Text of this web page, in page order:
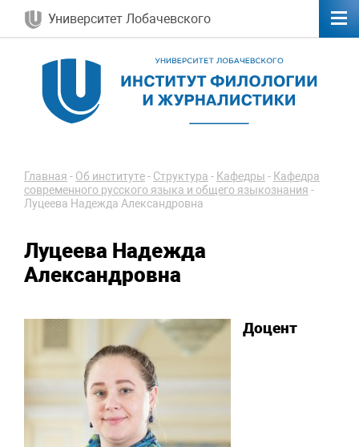
Университет Лобачевского
Главная - Об институте- Структура - Кафедры - Кафедра
современного русского языка и общего языкознания -
Луцеева Надежда Александровна
Луцеева Надежда
Александровна
Доцент